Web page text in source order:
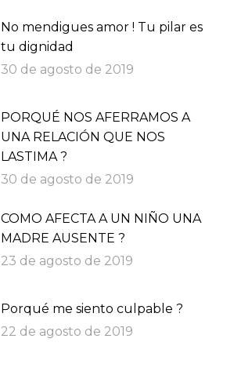
No mendigues amor ! Tu pilar es
tu dignidad
30 de agosto de 2019
PORQUÉ NOS AFERRAMOS A
UNA RELACIÓN QUE NOS
LASTIMA ?
30 de agosto de 2019
COMO AFECTA A UN NIÑO UNA
MADRE AUSENTE ?
23 de agosto de 2019
Porqué me siento culpable ?
22 de agosto de 2019